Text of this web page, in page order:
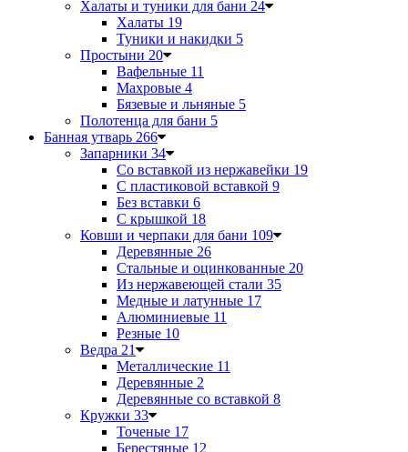
Халаты и туники для бани 24
Халаты 19
Туники и накидки 5
Простыни 20
Вафельные 11
Махровые 4
Бязевые и льняные 5
Полотенца для бани 5
Банная утварь 266
Запарники 34
Со вставкой из нержавейки 19
С пластиковой вставкой 9
Без вставки 6
С крышкой 18
Ковши и черпаки для бани 109
Деревянные 26
Стальные и оцинкованные 20
Из нержавеющей стали 35
Медные и латунные 17
Алюминиевые 11
Резные 10
Ведра 21
Металлические 11
Деревянные 2
Деревянные со вставкой 8
Кружки 33
Точеные 17
Берестяные 12